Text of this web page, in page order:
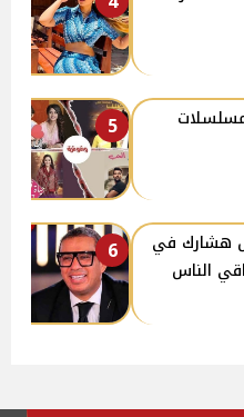
5
6
هشارك في
الناس